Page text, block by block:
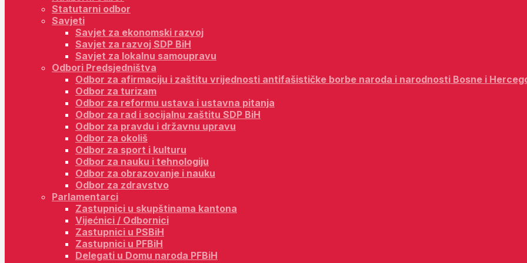
Statutarni odbor
Savjeti
Savjet za ekonomski razvoj
Savjet za razvoj SDP BiH
Savjet za lokalnu samoupravu
Odbori Predsjedništva
Odbor za afirmaciju i zaštitu vrijednosti antifašističke borbe naroda i narodnosti Bosne i
Odbor za turizam
Odbor za reformu ustava i ustavna pitanja
Odbor za rad i socijalnu zaštitu SDP BiH
Odbor za pravdu i državnu upravu
Odbor za okoliš
Odbor za sport i kulturu
Odbor za nauku i tehnologiju
Odbor za obrazovanje i nauku
Odbor za zdravstvo
Parlamentarci
Zastupnici u skupštinama kantona
Vijećnici / Odbornici
Zastupnici u PSBiH
Zastupnici u PFBiH
Delegati u Domu naroda PFBiH